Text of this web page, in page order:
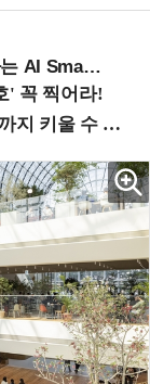
(9/11 코엑스)